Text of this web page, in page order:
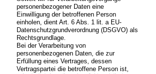
personenbezogener Daten eine
Einwilligung der betroffenen Person
einholen, dient Art. 6 Abs. 1 lit. a EU-
Datenschutzgrundverordnung (DSGVO) als
Rechtsgrundlage.
Bei der Verarbeitung von
personenbezogenen Daten, die zur
Erfüllung eines Vertrages, dessen
Vertragspartei die betroffene Person ist,